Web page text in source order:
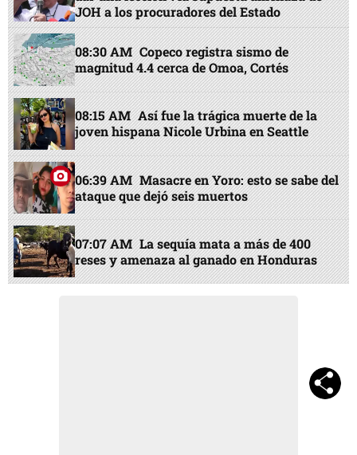
JOH a los procuradores del Estado
08:30 AM Copeco registra sismo de
magnitud 4.4 cerca de Omoa, Cortés
08:15 AM Así fue la trágica muerte de la
joven hispana Nicole Urbina en Seattle
06:39 AM Masacre en Yoro: esto se sabe del
ataque que dejó seis muertos
07:07 AM La sequía mata a más de 400
reses y amenaza al ganado en Honduras